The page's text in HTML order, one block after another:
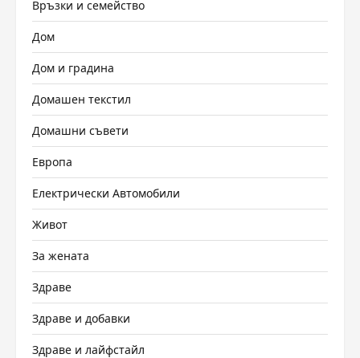
Връзки и семейство
Дом
Дом и градина
Домашен текстил
Домашни съвети
Европа
Електрически Автомобили
Живот
За жената
Здраве
Здраве и добавки
Здраве и лайфстайл